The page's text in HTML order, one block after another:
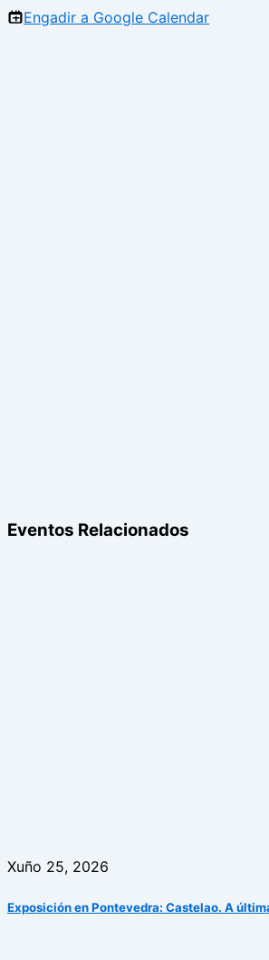
Engadir a Google Calendar
Eventos Relacionados
Xuño 25, 2026
Exposición en Pontevedra: Castelao. A